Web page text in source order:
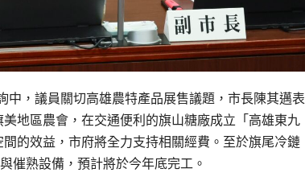
中，議員關切高雄農特產品展售議題，市長陳其邁表
地區農會，在交通便利的旗山糖廠成立「高雄東九
的效益，市府將全力支持相關經費。至於旗尾冷鏈
催熟設備，預計將於今年底完工。